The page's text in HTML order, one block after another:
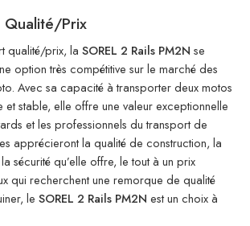
Qualité/Prix
qualité/prix, la SOREL 2 Rails PM2N se
option très compétitive sur le marché des
Avec sa capacité à transporter deux motos
et stable, elle offre une valeur exceptionnelle
et les professionnels du transport de
apprécieront la qualité de construction, la
sécurité qu’elle offre, le tout à un prix
qui recherchent une remorque de qualité
le SOREL 2 Rails PM2N est un choix à